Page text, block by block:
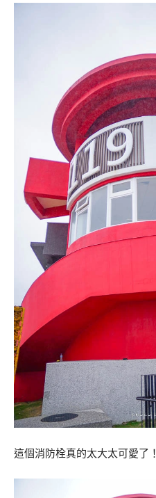
這個消防栓真的太大太可愛了！